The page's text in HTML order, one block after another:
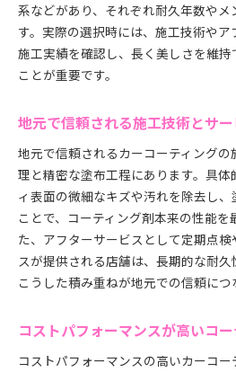
系などがあり、それぞれ耐久年数やメ
す。実際の選択時には、施工技術やア
施工実績を確認し、長く美しさを維
ことが重要です。
地元で信頼される施工技術とサ
地元で信頼されるカーコーティング
理と精密な塗布工程にあります。具
ィ表面の微細なキズや汚れを除去し
ことで、コーティング剤本来の性能を
た、アフターサービスとして定期点
スが提供される店舗は、長期的な耐久
こうした積み重ねが地元での信頼につ
コストパフォーマンスが高いコ
コストパフォーマンスの高いカーコ